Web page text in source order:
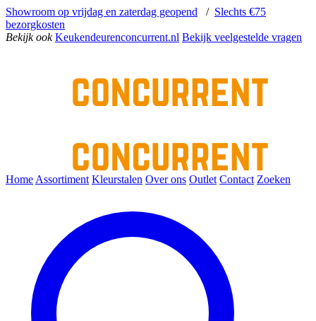
Showroom op vrijdag en zaterdag geopend / Slechts €75
bezorgkosten
Bekijk ook Keukendeurenconcurrent.nl Bekijk veelgestelde vragen
Home Assortiment Kleurstalen Over ons Outlet Contact Zoeken